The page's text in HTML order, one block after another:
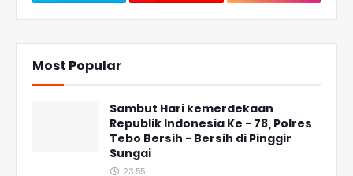
Most Popular
Sambut Hari kemerdekaan
Republik Indonesia Ke - 78, Polres
Tebo Bersih - Bersih di Pinggir
Sungai
23:55